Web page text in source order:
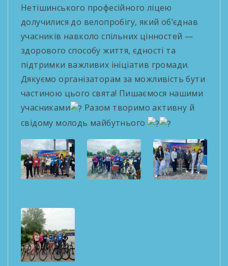
Нетішинського професійного ліцею
долучилися до велопробігу, який об’єднав
учасників навколо спільних цінностей —
здорового способу життя, єдності та
підтримки важливих ініціатив громади.
Дякуємо організаторам за можливість бути
частиною цього свята! Пишаємося нашими
учасниками
Разом творимо активну й
свідому молодь майбутнього